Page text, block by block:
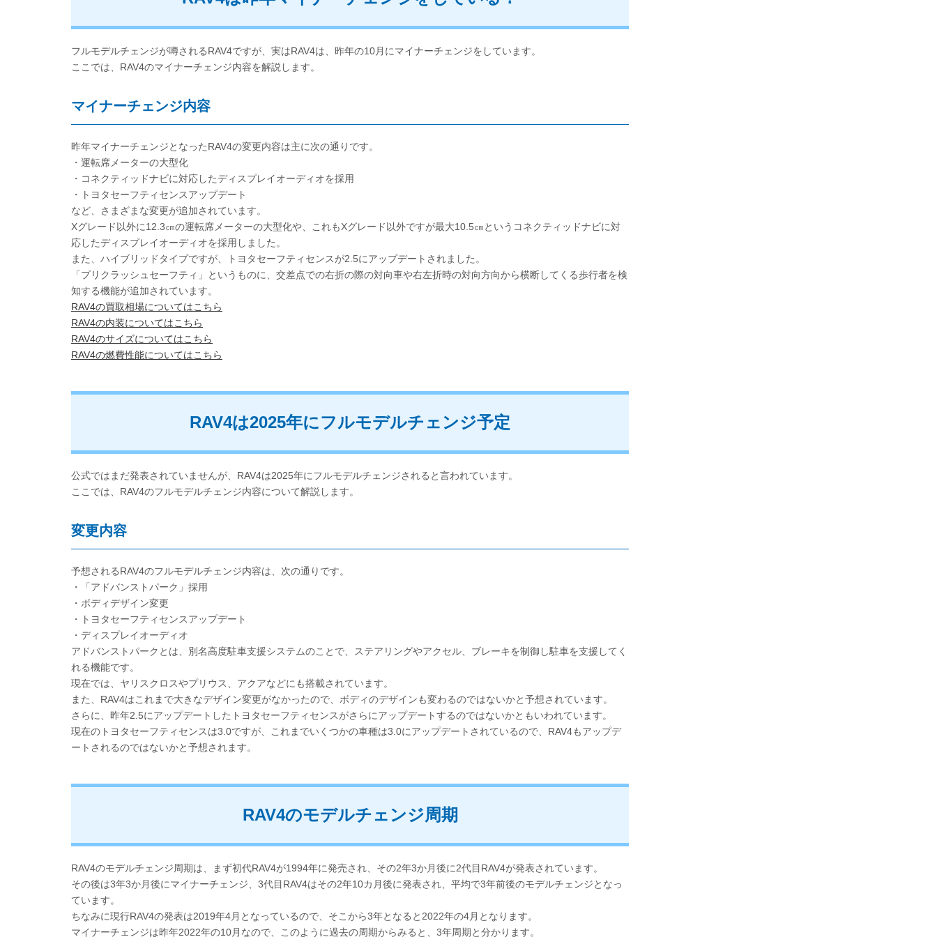
フルモデルチェンジが噂されるRAV4ですが、実はRAV4は、昨年の10月にマイナーチェンジをしています。
ここでは、RAV4のマイナーチェンジ内容を解説します。
マイナーチェンジ内容
昨年マイナーチェンジとなったRAV4の変更内容は主に次の通りです。
・運転席メーターの大型化
・コネクティッドナビに対応したディスプレイオーディオを採用
・トヨタセーフティセンスアップデート
など、さまざまな変更が追加されています。
Xグレード以外に12.3㎝の運転席メーターの大型化や、これもXグレード以外ですが最大10.5㎝というコネクティッドナビに対
応したディスプレイオーディオを採用しました。
また、ハイブリッドタイプですが、トヨタセーフティセンスが2.5にアップデートされました。
「プリクラッシュセーフティ」というものに、交差点での右折の際の対向車や右左折時の対向方向から横断してくる歩行者を検
知する機能が追加されています。
RAV4の買取相場についてはこちら
RAV4の内装についてはこちら
RAV4のサイズについてはこちら
RAV4の燃費性能についてはこちら
RAV4は2025年にフルモデルチェンジ予定
公式ではまだ発表されていませんが、RAV4は2025年にフルモデルチェンジされると言われています。
ここでは、RAV4のフルモデルチェンジ内容について解説します。
変更内容
予想されるRAV4のフルモデルチェンジ内容は、次の通りです。
・「アドバンストパーク」採用
・ボディデザイン変更
・トヨタセーフティセンスアップデート
・ディスプレイオーディオ
アドバンストパークとは、別名高度駐車支援システムのことで、ステアリングやアクセル、ブレーキを制御し駐車を支援してく
れる機能です。
現在では、ヤリスクロスやプリウス、アクアなどにも搭載されています。
また、RAV4はこれまで大きなデザイン変更がなかったので、ボディのデザインも変わるのではないかと予想されています。
さらに、昨年2.5にアップデートしたトヨタセーフティセンスがさらにアップデートするのではないかともいわれています。
現在のトヨタセーフティセンスは3.0ですが、これまでいくつかの車種は3.0にアップデートされているので、RAV4もアップデ
ートされるのではないかと予想されます。
RAV4のモデルチェンジ周期
RAV4のモデルチェンジ周期は、まず初代RAV4が1994年に発売され、その2年3か月後に2代目RAV4が発表されています。
その後は3年3か月後にマイナーチェンジ、3代目RAV4はその2年10カ月後に発表され、平均で3年前後のモデルチェンジとなっ
ています。
ちなみに現行RAV4の発表は2019年4月となっているので、そこから3年となると2022年の4月となります。
マイナーチェンジは昨年2022年の10月なので、このように過去の周期からみると、3年周期と分かります。